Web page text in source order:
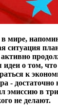
в мире,
ситуация
о том,
к
-
эмиссию в
не делают.